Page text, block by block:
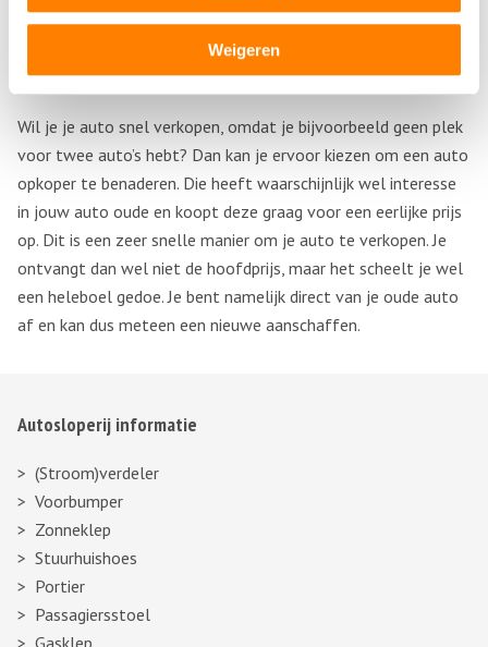
Weigeren
goed naar de mogelijkheden.
Snel je auto verkopen
Wil je je auto snel verkopen, omdat je bijvoorbeeld geen plek
voor twee auto’s hebt? Dan kan je ervoor kiezen om een auto
opkoper te benaderen. Die heeft waarschijnlijk wel interesse
in jouw auto oude en koopt deze graag voor een eerlijke prijs
op. Dit is een zeer snelle manier om je auto te verkopen. Je
ontvangt dan wel niet de hoofdprijs, maar het scheelt je wel
een heleboel gedoe. Je bent namelijk direct van je oude auto
af en kan dus meteen een nieuwe aanschaffen.
Autosloperij informatie
(Stroom)verdeler
Voorbumper
Zonneklep
Stuurhuishoes
Portier
Passagiersstoel
Gasklep